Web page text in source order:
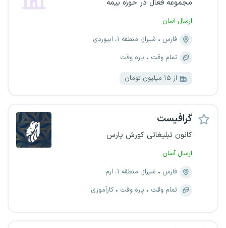
مجموعه فعال در حوزه بیمه
ارسال آسان
فارس
شیراز، منطقه ۱، ابیوردی
تمام وقت
پاره وقت
از ۱۵ میلیون تومان
گرافیست
کانون تبلیغاتی کورش پارس
ارسال آسان
فارس
شیراز، منطقه ۱، ارم
تمام وقت
پاره وقت کارآموزی